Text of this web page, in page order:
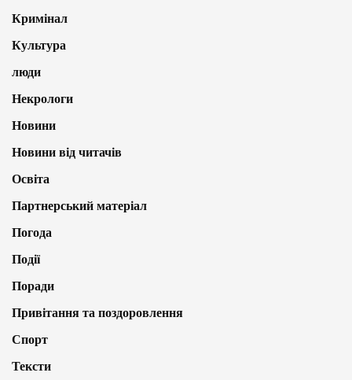
Кримінал
Культура
люди
Некрологи
Новини
Новини від читачів
Освіта
Партнерський матеріал
Погода
Події
Поради
Привітання та поздоровлення
Спорт
Тексти